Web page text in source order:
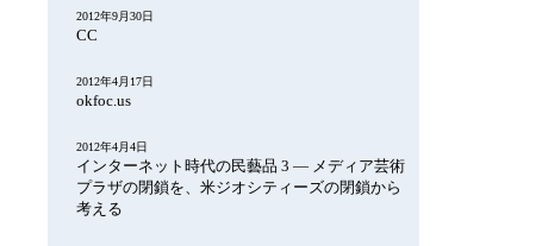
2012年9月30日
CC
2012年4月17日
okfoc.us
2012年4月4日
インターネット時代の民藝品 3 — メディア芸術
プラザの閉鎖を、米ジオシティーズの閉鎖から
考える